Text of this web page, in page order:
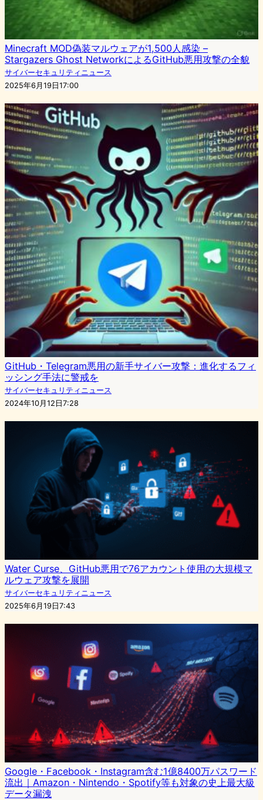
Minecraft MOD偽装マルウェアが1,500人感染 –
Stargazers Ghost NetworkによるGitHub悪用攻撃の全貌
サイバーセキュリティニュース
2025年6月19日17:00
GitHub・Telegram悪用の新手サイバー攻撃：進化するフィ
ッシング手法に警戒を
サイバーセキュリティニュース
2024年10月12日7:28
Water Curse、GitHub悪用で76アカウント使用の大規模マ
ルウェア攻撃を展開
サイバーセキュリティニュース
2025年6月19日7:43
Google・Facebook・Instagram含む1億8400万パスワード
流出｜Amazon・Nintendo・Spotify等も対象の史上最大級
データ漏洩